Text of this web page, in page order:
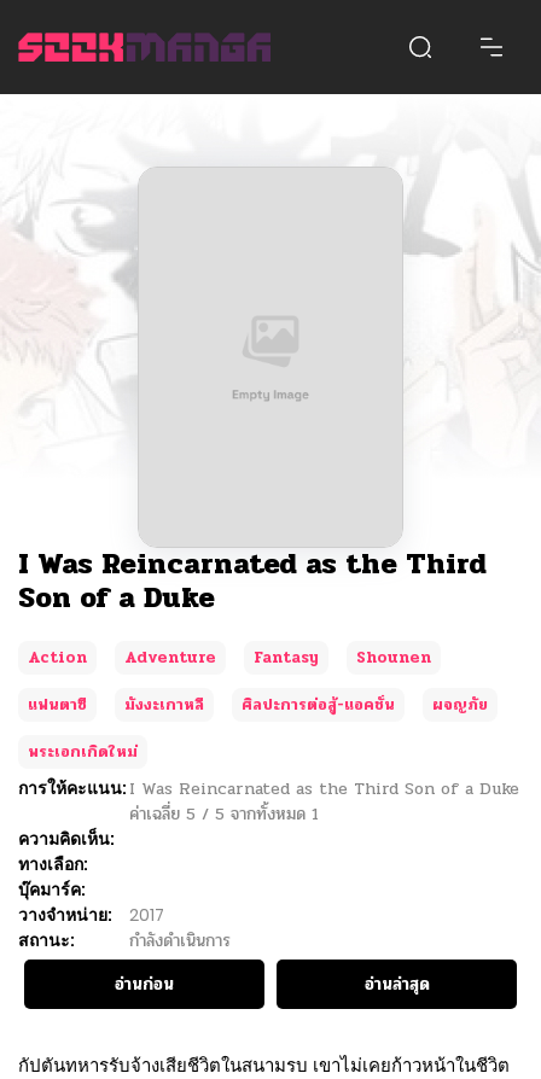
I Was Reincarnated as the Third
Son of a Duke
Action Adventure Fantasy
Shounen
แฟนตาซี
มังงะเกาหลี ศิลปะการต่อสู้-แอคชั่น
ผจญภัย
พระเอกเกิดใหม่
การให้คะแนน: I Was Reincarnated as the Third Son of a Duke
ค่าเฉลี่ย 5 / 5 จากทั้งหมด 1
ความคิดเห็น:
ทางเลือก:
บุ๊คมาร์ค:
วางจำหน่าย:
2017
สถานะ:
กำลังดำเนินการ
อ่านก่อน
อ่านล่าสุด
กัปตันทหารรับจ้างเสียชีวิตในสนามรบ เขาไม่เคยก้าวหน้าในชีวิต